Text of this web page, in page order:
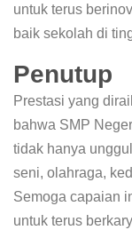
untuk terus
baik sekolah di
Penutup
Prestasi yang
bahwa SMP
tidak hanya
seni, olahraga,
Semoga capaian
untuk terus